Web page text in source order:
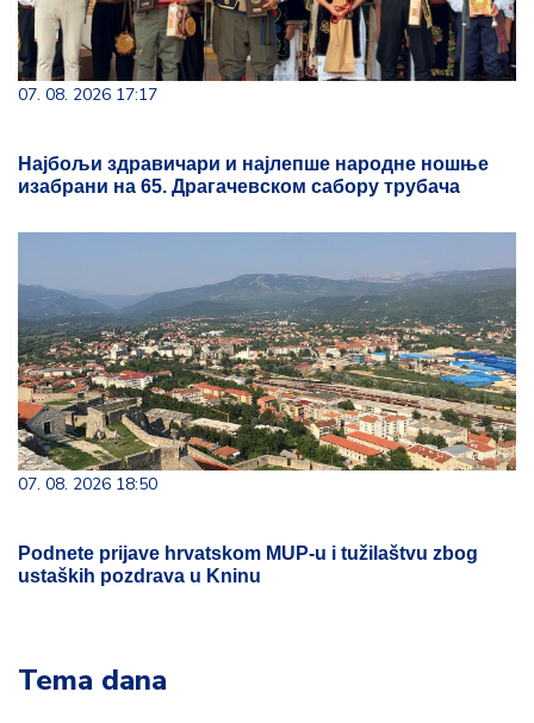
07. 08. 2026 17:17
Најбољи здравичари и најлепше народне ношње
изабрани на 65. Драгачевском сабору трубача
07. 08. 2026 18:50
Podnete prijave hrvatskom MUP-u i tužilaštvu zbog
ustaških pozdrava u Kninu
Tema dana